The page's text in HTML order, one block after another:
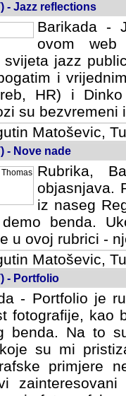
- Jazz reflections
Barikada -
ovom web
svijeta jazz
i
HR) i
su bezvremeni
Matoševic,
- Nove nade
Rubrika,
objasnjava.
iz naseg
benda.
u ovoj rubrici -
Matoševic,
- Portfolio
- Portfolio je
fotografije, kao
benda. Na to
su mi
primjere